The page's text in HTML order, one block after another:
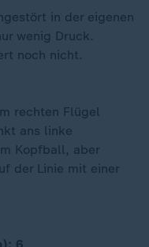
in der eigenen
wenig Druck.
noch nicht.
rechten Flügel
ans linke
Kopfball, aber
der Linie mit einer